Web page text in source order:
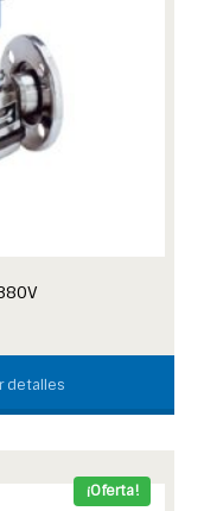
detalles
¡Oferta!